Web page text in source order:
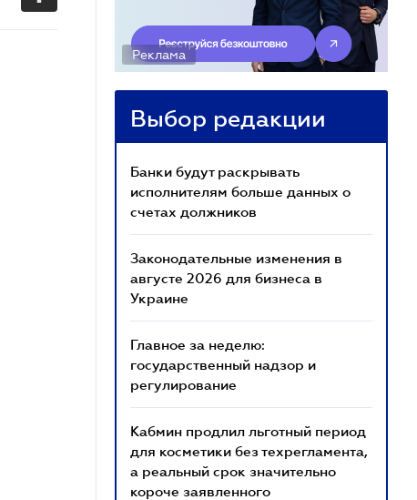
Реклама
Выбор редакции
Банки будут раскрывать
исполнителям больше данных о
счетах должников
Законодательные изменения в
августе 2026 для бизнеса в
Украине
Главное за неделю:
государственный надзор и
регулирование
Кабмин продлил льготный период
для косметики без техрегламента,
а реальный срок значительно
короче заявленного